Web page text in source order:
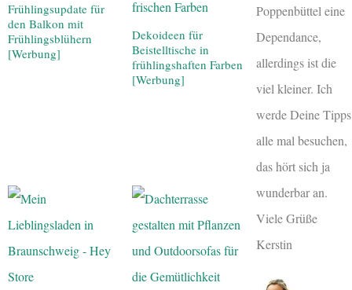
Frühlingsupdate für
den Balkon mit
Frühlingsblühern
[Werbung]
Dekoideen für
Beistelltische in
frühlingshaften Farben
[Werbung]
Poppenbüttel eine
Dependance,
allerdings ist die
viel kleiner. Ich
werde Deine Tipps
alle mal besuchen,
das hört sich ja
wunderbar an.
Viele Grüße
Kerstin